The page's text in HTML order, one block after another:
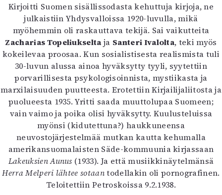
Kirjoitti Suomen sisällissodasta kehuttuja kirjoja, ne
julkaistiin Yhdysvalloissa 1920-luvulla, mikä
myöhemmin oli raskauttava tekijä. Sai vaikutteita
Zacharias Topeliukselta ja Santeri Ivalolta, teki myös
kokeilevaa proosaa. Kun sosialistisesta realismista tuli
30-luvun alussa ainoa hyväksytty tyyli, syytettiin
porvarillisesta psykologisoinnista, mystiikasta ja
marxilaisuuden puutteesta. Erotettiin Kirjailijaliitosta ja
puolueesta 1935. Yritti saada muuttolupaa Suomeen;
vain vaimo ja poika olisi hyväksytty. Kuulusteluissa
myönsi (kidutettuna?) haukkuneensa
neuvostojärjestelmää mutkan kautta kehumalla
amerikansuomalaisten Säde-kommuunia kirjassaan
Lakeuksien Aunus (1933). Ja että musiikkinäytelmänsä
Herra Melperi lähtee sotaantodellakin oli pornografinen.
Teloitettiin Petroskoissa 9.2.1938.